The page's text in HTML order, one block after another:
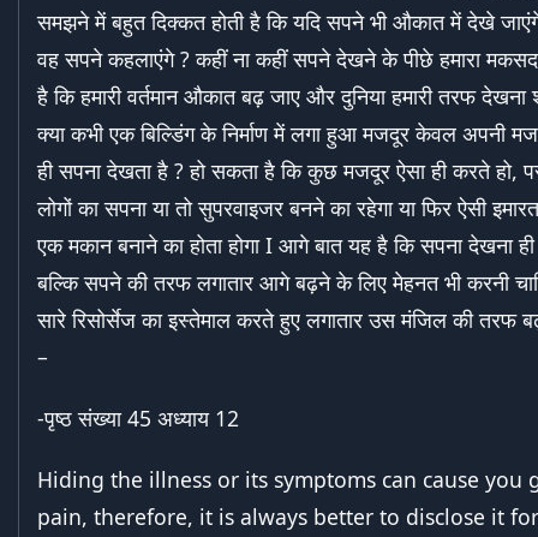
समझने में बहुत दिक्कत होती है कि यदि सपने भी औकात में देखे
वह सपने कहलाएंगे ? कहीं ना कहीं सपने देखने के पीछे हमारा मकसद
है कि हमारी वर्तमान औकात बढ़ जाए और दुनिया हमारी तरफ
क्या कभी एक बिल्डिंग के निर्माण में लगा हुआ मजदूर केवल अपनी
ही सपना देखता है ? हो सकता है कि कुछ मजदूर ऐसा ही करते हो,
लोगों का सपना या तो सुपरवाइजर बनने का रहेगा या फिर ऐसी
एक मकान बनाने का होता होगा I आगे बात यह है कि सपना देखना
बल्कि सपने की तरफ लगातार आगे बढ़ने के लिए मेहनत भी करनी
सारे रिसोर्सेज का इस्तेमाल करते हुए लगातार उस मंजिल की तरफ
–
-पृष्ठ संख्या 45 अध्याय 12
Hiding the illness or its symptoms can cause you
pain, therefore, it is always better to disclose it